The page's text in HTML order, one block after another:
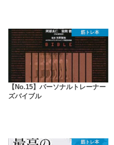
筋トレ本
【No.15】パーソナルトレーナー
ズバイブル
筋トレ本